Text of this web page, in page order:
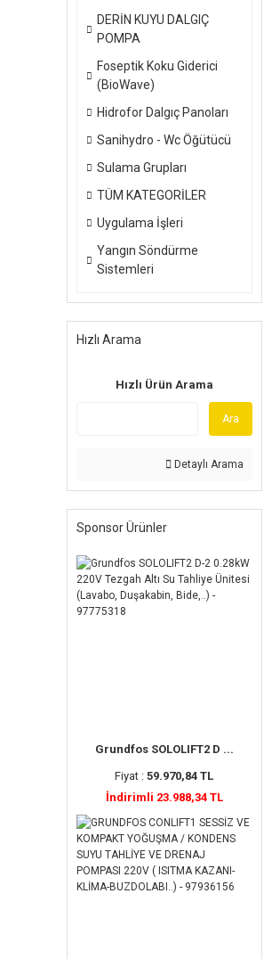
DERİN KUYU DALGIÇ
POMPA
Foseptik Koku Giderici
(BioWave)
Hidrofor Dalgıç Panoları
Sanihydro - Wc Öğütücü
Sulama Grupları
TÜM KATEGORİLER
Uygulama İşleri
Yangın Söndürme
Sistemleri
Hızlı Arama
Hızlı Ürün Arama
Ara
Detaylı Arama
Sponsor Ürünler
Grundfos SOLOLIFT2 D ...
Fiyat :59.970,84 TL
İndirimli 23.988,34 TL